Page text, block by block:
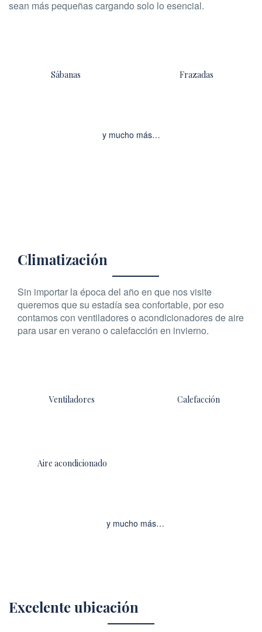
sean más pequeñas cargando solo lo esencial.
Sábanas Frazadas
y mucho más…
Climatización
Sin importar la época del año en que nos visite
queremos que su estadía sea confortable, por eso
contamos con ventiladores o acondicionadores de aire
para usar en verano o calefacción en invierno.
Ventiladores Calefacción
Aire acondicionado
y mucho más…
Excelente ubicación